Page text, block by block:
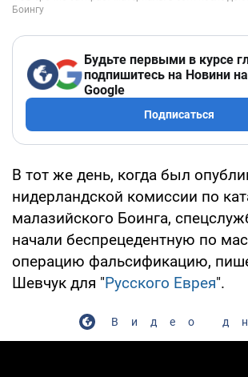
Будьте первыми в курсе
подпишитесь на Новини
Google
Подписаться
В тот же день, когда был
нидерландской комиссии по
малазийского Боинга,
начали беспрецедентную по
операцию фальсификацию,
Шевчук для "Русского Еврея".
Видео